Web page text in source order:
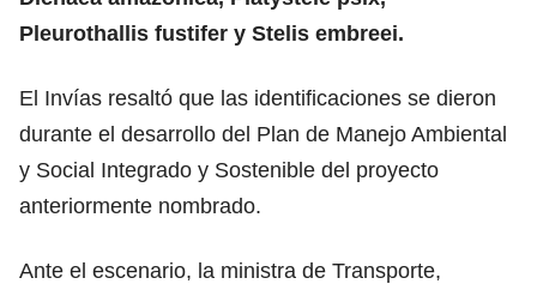
Pleurothallis fustifer y Stelis embreei.
El Invías resaltó que las identificaciones se dieron
durante el desarrollo del Plan de Manejo Ambiental
y Social Integrado y Sostenible del proyecto
anteriormente nombrado.
Ante el escenario, la ministra de Transporte,